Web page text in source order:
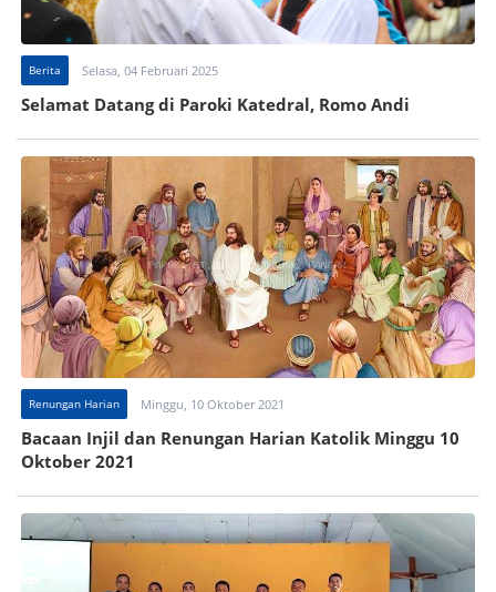
Berita Selasa, 04 Februari 2025
Selamat Datang di Paroki Katedral, Romo Andi
Renungan Harian Minggu, 10 Oktober 2021
Bacaan Injil dan Renungan Harian Katolik Minggu 10
Oktober 2021